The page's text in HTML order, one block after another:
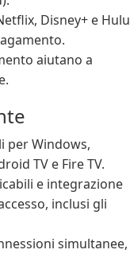
Disney+ e Hulu
aiutano a
per Windows,
TV e Fire TV.
e integrazione
inclusi gli
simultanee,